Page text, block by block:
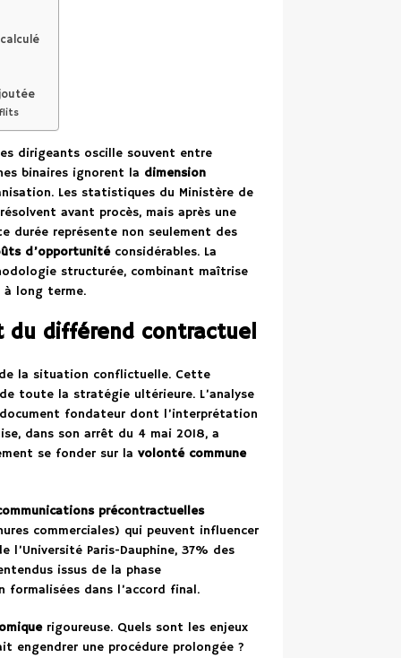
dirigeants oscille souvent entre
binaires ignorent la dimension
Les statistiques du Ministère de
avant procès, mais après une
durée représente non seulement des
d’opportunitéconsidérables. La
structurée, combinant maîtrise
long terme.
du différend contractuel
la situation conflictuelle. Cette
toute la stratégie ultérieure. L’analyse
fondateur dont l’interprétation
dans son arrêt du 4 mai 2018, a
se fonder sur la volonté commune
précontractuelles
commerciales) qui peuvent influencer
Paris-Dauphine, 37% des
issus de la phase
formalisées dans l’accord final.
rigoureuse. Quels sont les enjeux
engendrer une procédure prolongée ?